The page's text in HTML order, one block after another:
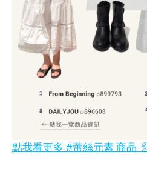
點我看更多 #蕾絲元素 商品 🖇️